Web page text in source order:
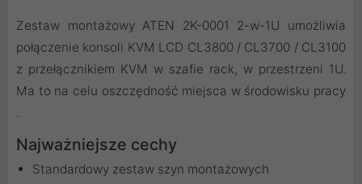
Zestaw montażowy ATEN 2K-0001 2-w-1U umożliwia
połączenie konsoli KVM LCD CL3800 / CL3700 / CL3100
z przełącznikiem KVM w szafie rack, w przestrzeni 1U.
Ma to na celu oszczędność miejsca w środowisku pracy
.
Najważniejsze cechy
Standardowy zestaw szyn montażowych